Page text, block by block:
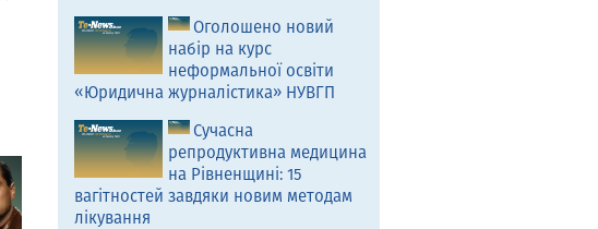
Оголошено новий
набір на курс
неформальної освіти
«Юридична журналістика» НУВГП
Сучасна
репродуктивна медицина
на Рівненщині: 15
вагітностей завдяки новим методам
лікування